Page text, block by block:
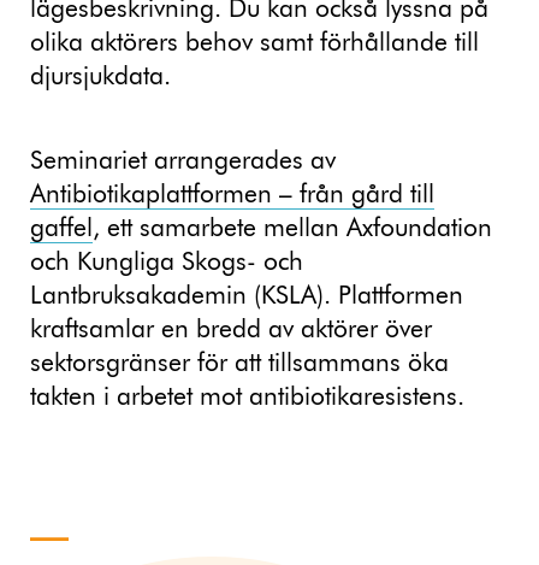
lägesbeskrivning. Du kan också lyssna på
olika aktörers behov samt förhållande till
djursjukdata.
Seminariet arrangerades av
Antibiotikaplattformen – från gård till
gaffel , ett samarbete mellan Axfoundation
och Kungliga Skogs- och
Lantbruksakademin (KSLA). Plattformen
kraftsamlar en bredd av aktörer över
sektorsgränser för att tillsammans öka
takten i arbetet mot antibiotikaresistens.